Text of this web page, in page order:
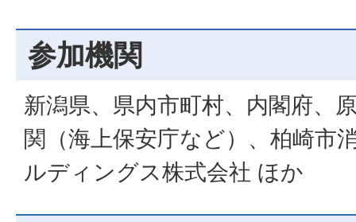
参加機関
新潟県、県内市町村、内閣府、
関（海上保安庁など）、柏崎市
ルディングス株式会社 ほか